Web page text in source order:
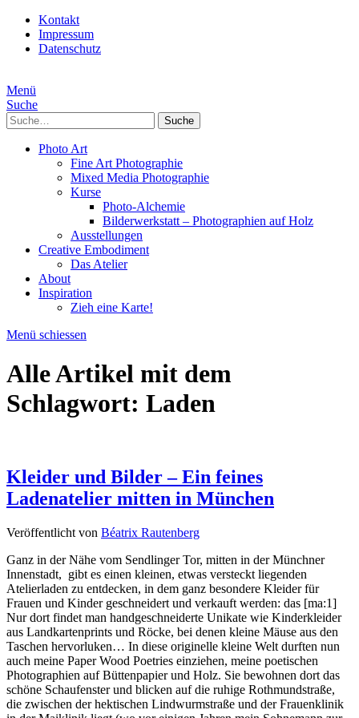
Kontakt
Impressum
Datenschutz
Menü
Suche
Suche
Photo Art
Fine Art Photographie
Mixed Media Photographie
Kurse
Photo-Alchemie
Bilderwerkstatt – Photographien auf Holz
Ausstellungen
Creative Embodiment
Das Atelier
About
Inspiration
Zieh eine Karte!
Menü schiessen
Alle Artikel mit dem
Schlagwort: Laden
Kleider und Bilder – Ein feines
Ladenatelier mitten in München
Veröffentlicht von Béatrix Rautenberg
Ganz in der Nähe vom Sendlinger Tor, mitten in der Münchner
Innenstadt, gibt es einen kleinen, etwas versteckt liegenden
Atelierladen zu entdecken, in dem ganz besondere Kleider für
Frauen und Kinder geschneidert und verkauft werden: das [ma:1]
Nur dort findet man handgeschneiderte Unikate wie Kinderkleider
aus Landkartenprints und Röcke, bei denen kleine Mäuse aus den
Taschen hervorluken… In diese originelle kleine Welt durften nun
auch meine Paper Wood Poetries einziehen, meine poetischen
Photographien auf Büttenpapier und Holz. Sie bewohnen dort das
schöne Schaufenster und blicken auf die ruhige Rothmundstraße,
die zwischen der hektischen Lindwurmstraße und der Frauenklinik